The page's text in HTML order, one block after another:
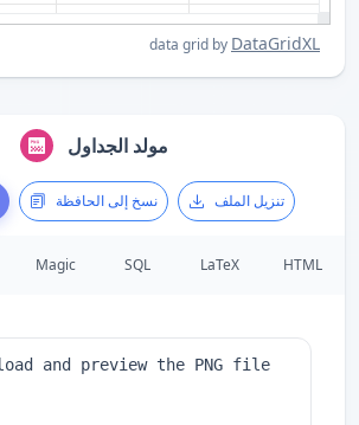
data grid by DataGridXL
مولد الجداول
نسخ إلى الحافظة تنزيل الملف
Magic SQL LaTeX HTML